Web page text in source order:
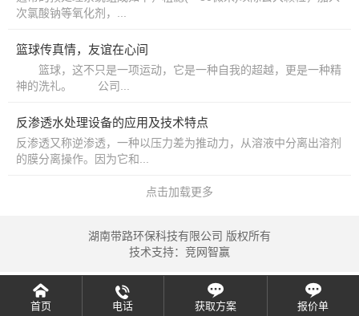
次氯酸钠等氧化剂，...
篮球传真情，友谊在心间
篮球，这不只是一项运动，它是一种自我的超越，更是一种精
神的洗礼。 公司...
反渗透水处理设备的应用及技术特点
反渗透又称逆渗透，一种以压力差为推动力，从溶液中分离出溶剂
的膜分离操作。因为它和...
点击加载更多
湖南带路环保科技有限公司 版权所有
技术支持： 竞网智赢
首页 电话 获取方案 报价单